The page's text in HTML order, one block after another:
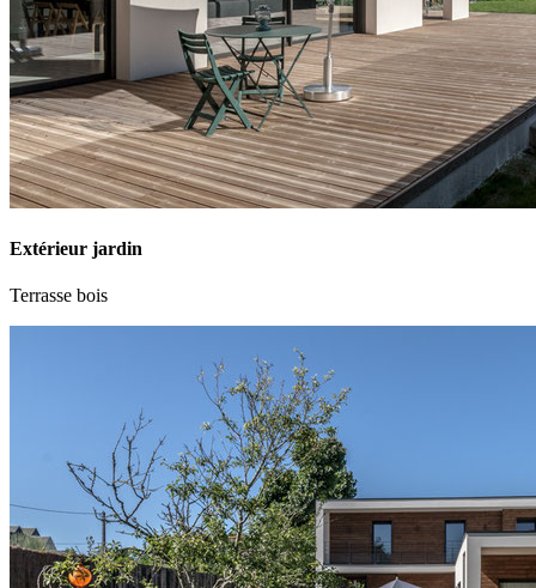
Extérieur jardin
Terrasse bois